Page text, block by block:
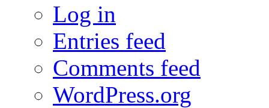
Log in
Entries feed
Comments feed
WordPress.org